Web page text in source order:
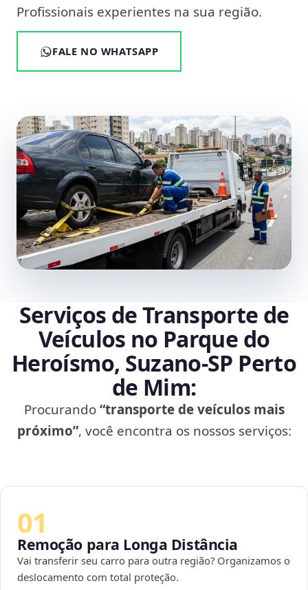
Profissionais experientes na sua região.
FALE NO WHATSAPP
Serviços de Transporte de
Veículos no Parque do
Heroísmo, Suzano‑SP Perto
de Mim:
Procurando“transporte de veículos mais
próximo”, você encontra os nossos serviços:
01
Remoção para Longa Distância
Vai transferir seu carro para outra região? Organizamos o
deslocamento com total proteção.